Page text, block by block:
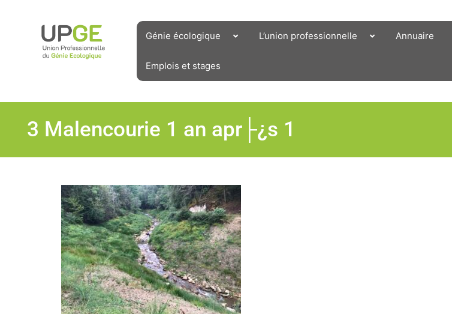
Génie écologique L’union professionnelle Annuaire
Emplois et stages
3 Malencourie 1 an apr├¿s 1